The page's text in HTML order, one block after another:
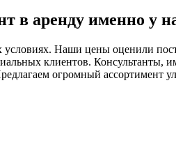
в аренду именно у
условиях. Наши цены оценили
клиентов.
огромный ассортимент